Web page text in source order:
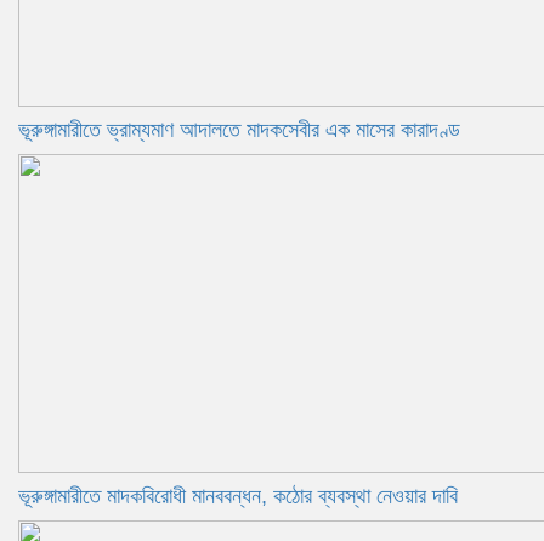
ভূরুঙ্গামারীতে ভ্রাম্যমাণ আদালতে মাদকসেবীর এক মাসের কারাদণ্ড
ভূরুঙ্গামারীতে মাদকবিরোধী মানববন্ধন, কঠোর ব্যবস্থা নেওয়ার দাবি